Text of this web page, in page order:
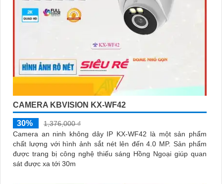
CAMERA KBVISION KX-WF42
30%
1,376,000 ₫
Camera an ninh không dây IP KX-WF42 là một sản phẩm
chất lượng với hình ảnh sắt nét lên đến 4.0 MP. Sản phẩm
được trang bị công nghệ thiếu sáng Hồng Ngoại giúp quan
sát được xa tới 30m